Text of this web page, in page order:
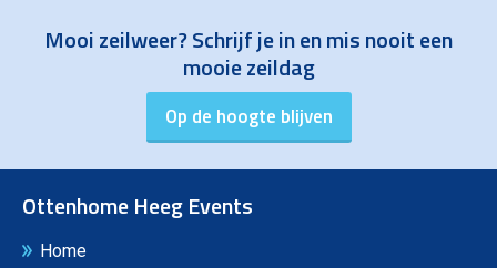
Mooi zeilweer? Schrijf je in en mis nooit een
mooie zeildag
Ottenhome Heeg Events
Home